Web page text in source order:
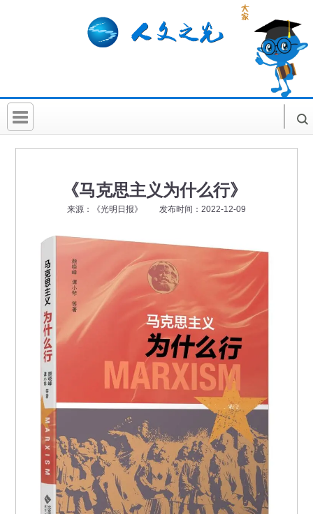
首 页
社科讲堂
科普活动
《马克思主义为什么行》
来源：《光明日报》 发布时间：2022-12-09